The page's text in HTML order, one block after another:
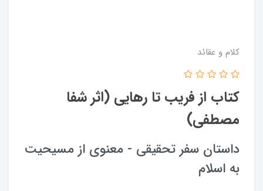
کلام و عقائد
کتاب از فریب تا رهایی (اثر شفا
مصطفی)
داستان سفر تحقیقی - معنوی از مسیحیت
به اسلام